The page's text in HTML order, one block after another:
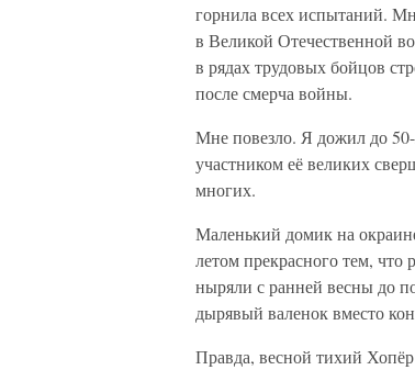
горнила всех испытаний.
в Великой Отечественной
в рядах трудовых бойцов
после смерча войны.
Мне повезло. Я дожил до
участником её великих
многих.
Маленький домик на
летом прекрасного тем,
ныряли с ранней весны до
дырявый валенок вместо
Правда, весной тихий